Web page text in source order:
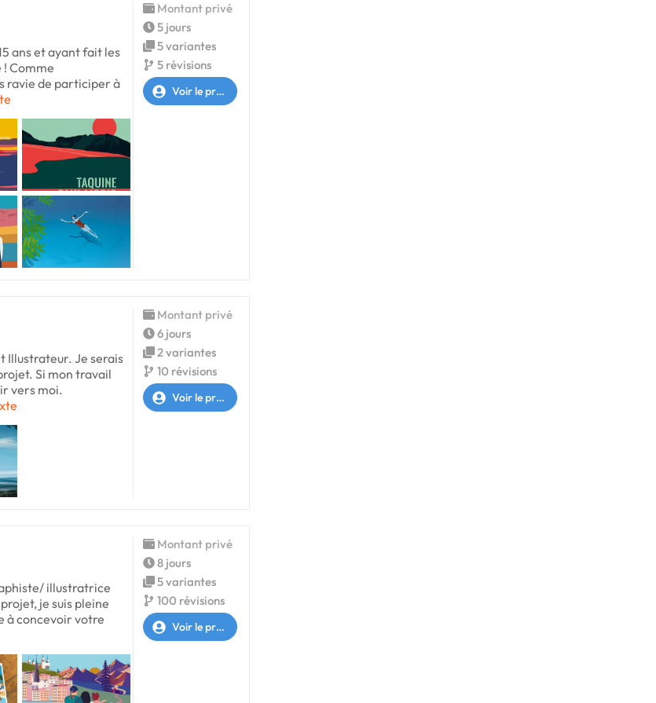
ans et ayant fait les
Comme
ravie de participer à
Montant privé
5 jours
5 variantes
5 révisions
Voir le profil
Illustrateur. Je serais
Si mon travail
vers moi.
Montant privé
6 jours
2 variantes
10 révisions
Voir le profil
illustratrice
je suis pleine
à concevoir votre
Montant privé
8 jours
5 variantes
100 révisions
Voir le profil